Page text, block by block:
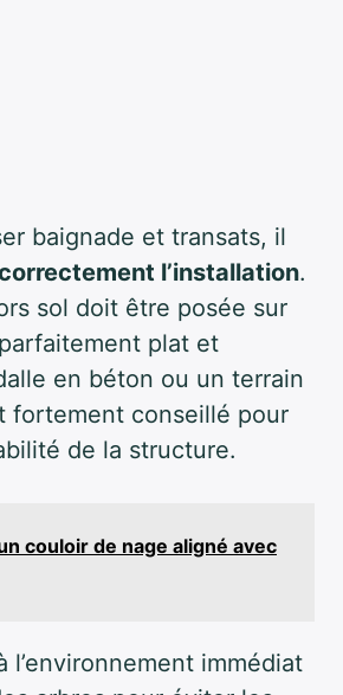
baignade et transats, il
l’installation.
sol doit être posée sur
plat et
en béton ou un terrain
fortement conseillé pour
de la structure.
couloir de nage aligné avec
l’environnement immédiat